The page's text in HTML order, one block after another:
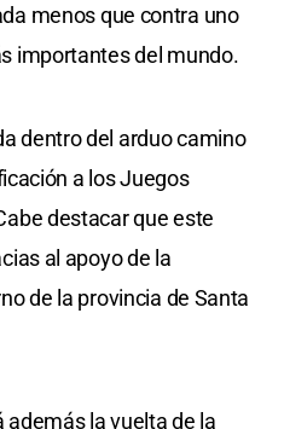
menos que contra uno
importantes del mundo.
dentro del arduo camino
a los Juegos
destacar que este
al apoyo de la
de la provincia de Santa
además la vuelta de la